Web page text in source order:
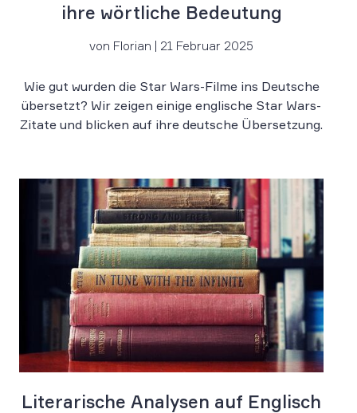
ihre wörtliche Bedeutung
von Florian | 21 Februar 2025
Wie gut wurden die Star Wars-Filme ins Deutsche
übersetzt? Wir zeigen einige englische Star Wars-
Zitate und blicken auf ihre deutsche Übersetzung.
Literarische Analysen auf Englisch